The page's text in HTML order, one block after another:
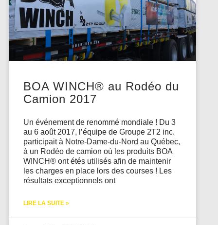
BOA WINCH® au Rodéo du
Camion 2017
Un événement de renommé mondiale ! Du 3
au 6 août 2017, l’équipe de Groupe 2T2 inc.
participait à Notre-Dame-du-Nord au Québec,
à un Rodéo de camion où les produits BOA
WINCH® ont étés utilisés afin de maintenir
les charges en place lors des courses ! Les
résultats exceptionnels ont
LIRE LA SUITE »